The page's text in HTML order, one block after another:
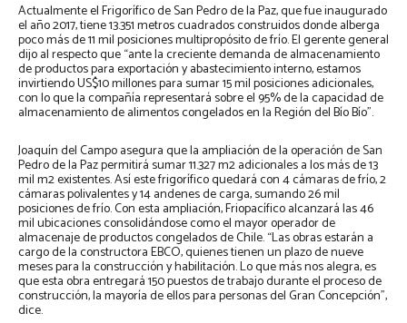
Actualmente el Frigorífico de San Pedro de la Paz, que fue inaugurado
el año 2017, tiene 13.351 metros cuadrados construidos donde alberga
poco más de 11 mil posiciones multipropósito de frío. El gerente general
dijo al respecto que “ante la creciente demanda de almacenamiento
de productos para exportación y abastecimiento interno, estamos
invirtiendo US$10 millones para sumar 15 mil posiciones adicionales,
con lo que la compañía representará sobre el 95% de la capacidad de
almacenamiento de alimentos congelados en la Región del Bío Bío”.
Joaquín del Campo asegura que la ampliación de la operación de San
Pedro de la Paz permitirá sumar 11.327 m2 adicionales a los más de 13
mil m2 existentes. Así este frigorífico quedará con 4 cámaras de frío, 2
cámaras polivalentes y 14 andenes de carga, sumando 26 mil
posiciones de frío. Con esta ampliación, Friopacífico alcanzará las 46
mil ubicaciones consolidándose como el mayor operador de
almacenaje de productos congelados de Chile. “Las obras estarán a
cargo de la constructora EBCO, quienes tienen un plazo de nueve
meses para la construcción y habilitación. Lo que más nos alegra, es
que esta obra entregará 150 puestos de trabajo durante el proceso de
construcción, la mayoría de ellos para personas del Gran Concepción”,
dice.